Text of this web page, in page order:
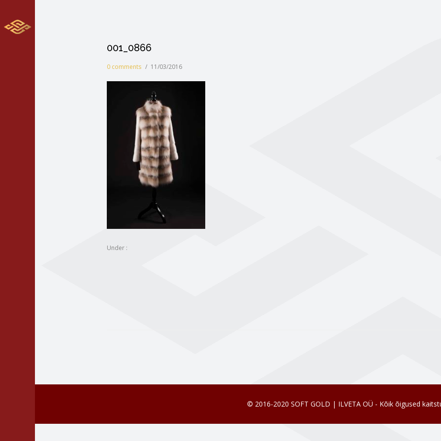
001_0866
0 comments / 11/03/2016
Under :
© 2016-2020 SOFT GOLD | ILVETA OÜ - Kõik õigused